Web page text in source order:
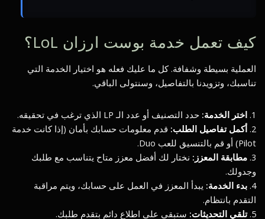
كيف تعمل خدمة بوست ارزان LoL؟
العملية بسيطة وشفافة. كل ما عليك فعله هو اختيار الخدمة التي
تناسبك، وتزويدنا بالتفاصيل، وسنتولى الباقي.
1. اختر الخدمة: حدد التصنيف أو عدد الـ LP الذي ترغب في تحقيقه.
2. أكمل تفاصيل الطلب: قدم معلومات حسابك بأمان (إذا كانت خدمة
Pilot) أو قم بالتنسيق للعب Duo.
3. مطابقة المعزز: نختار لك أفضل معزز متاح يتناسب مع طلبك
وجدولك.
4. بدء الخدمة: يبدأ المعزز في العمل على حسابك، ويتم مراقبة
التقدم بانتظام.
5. تلقي التحديثات: ستبقى على اطلاع دائم بتقدم طلبك.